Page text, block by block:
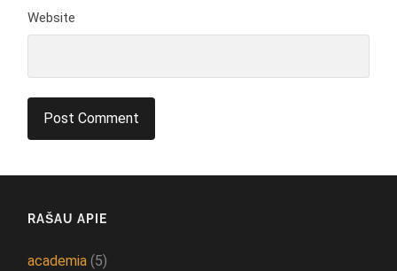
Website
RAŠAU APIE
academia (5)